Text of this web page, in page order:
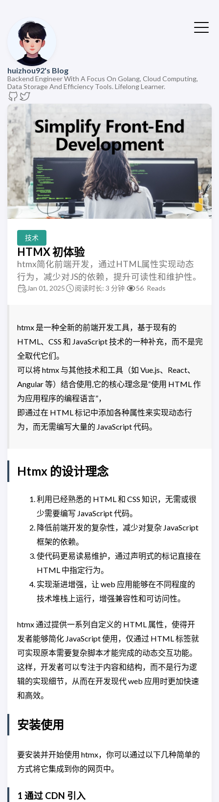
huizhou92's Blog
Backend Engineer With A Focus On Golang, Cloud Computing,
Data Storage And Efficiency Tools. Lifelong Learner.
技术
HTMX 初体验
htmx简化前端开发，通过HTML属性实现动态
行为，减少对JS的依赖，提升可读性和维护性。
Jan 01, 2025 阅读时长: 3 分钟 56 Reads
htmx 是一种全新的前端开发工具，基于现有的
HTML、CSS 和 JavaScript 技术的一种补充，而不是完
全取代它们。
可以将 htmx 与其他技术和工具（如 Vue.js、React、
Angular 等）结合使用,它的核心理念是“使用 HTML 作
为应用程序的编程语言”，
即通过在 HTML 标记中添加各种属性来实现动态行
为，而无需编写大量的 JavaScript 代码。
Htmx 的设计理念
利用已经熟悉的 HTML 和 CSS 知识，无需或很
少需要编写 JavaScript 代码。
降低前端开发的复杂性，减少对复杂 JavaScript
框架的依赖。
使代码更易读易维护，通过声明式的标记直接在
HTML 中指定行为。
实现渐进增强，让 web 应用能够在不同程度的
技术堆栈上运行，增强兼容性和可访问性。
htmx 通过提供一系列自定义的 HTML 属性，使得开
发者能够简化 JavaScript 使用，仅通过 HTML 标签就
可实现原本需要复杂脚本才能完成的动态交互功能。
这样，开发者可以专注于内容和结构，而不是行为逻
辑的实现细节，从而在开发现代 web 应用时更加快速
和高效。
安装使用
要安装并开始使用 htmx，你可以通过以下几种简单的
方式将它集成到你的网页中。
1 通过 CDN 引入